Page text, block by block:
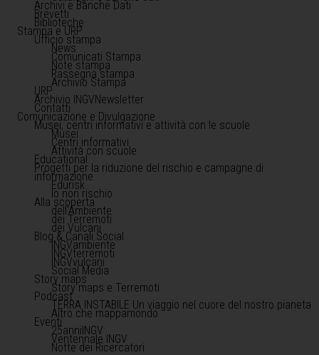
Archivi e Banche Dati
Brevetti
Biblioteche
Stampa e URP
Ufficio stampa
News
Comunicati Stampa
Note stampa
Rassegna stampa
Archivio Stampa
URP
Archivio INGVNewsletter
Contatti
Comunicazione e Divulgazione
Musei, centri informativi e attività con le scuole
Musei
Centri informativi
Attività con scuole
Educational
Progetti per la riduzione del rischio e campagne di
informazione
Edurisk
Io non rischio
Alla scoperta
dell'Ambiente
dei Terremoti
dei Vulcani
Blog & Canali Social
INGVambiente
INGVterremoti
INGVvulcani
Social Media
Story maps
Story maps e Terremoti
Podcast
TERRA INSTABILE Un viaggio nel cuore del nostro pianeta
Altro che mappamondo
Eventi
25anniINGV
Ventennale INGV
Notte dei Ricercatori